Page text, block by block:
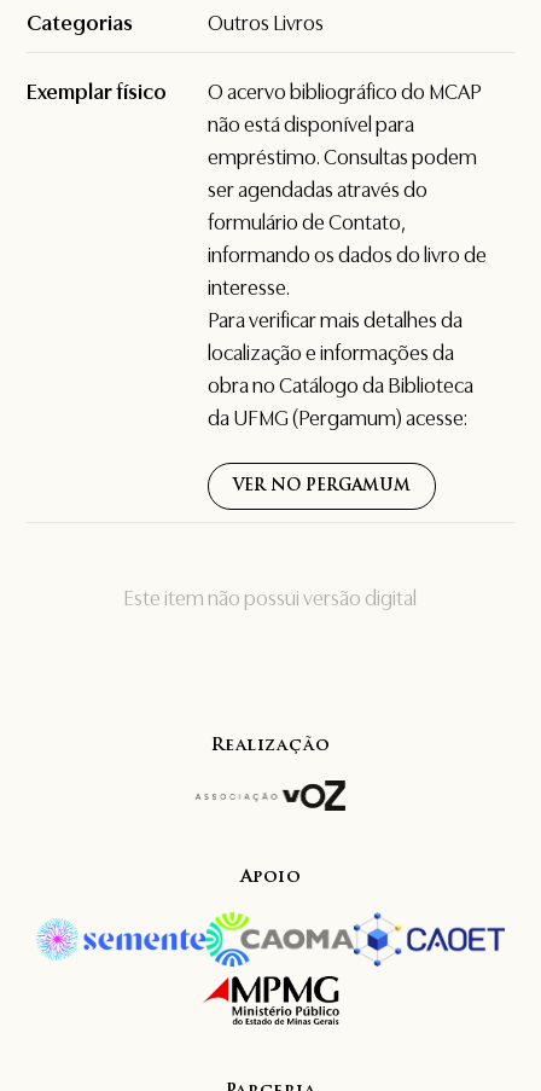
Este item não possui versão digital
Categorias Outros Livros
Exemplar físico
O acervo bibliográfico do MCAP
não está disponível para
empréstimo. Consultas podem
ser agendadas através do
formulário deContato,
informando os dados do livro de
interesse.
Para verificar mais detalhes da
localização e informações da
obra no Catálogo da Biblioteca
da UFMG (Pergamum) acesse:
VER NO PERGAMUM
Realização
Apoio